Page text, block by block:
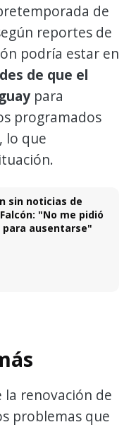
de
reportes de
podría estar en
de que el
para
programados
lo que
sin noticias de
"No me pidió
ausentarse"
la renovación de
problemas que